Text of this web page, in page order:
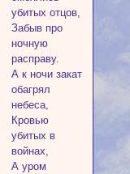
убитых отцов,
Забыв про
ночную
расправу.
А к ночи закат
обагрял
небеса,
Кровью
убитых в
войнах,
А уром